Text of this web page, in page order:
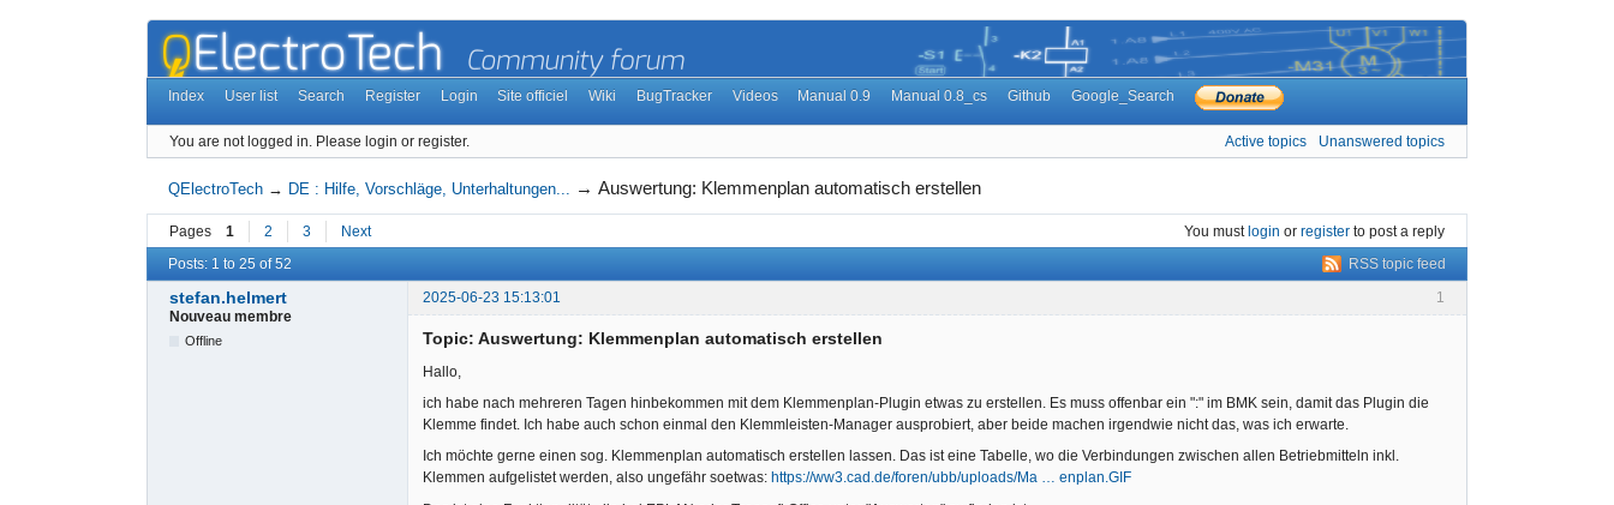
Index User list Search Register Login Site officiel Wiki BugTracker Videos Manual 0.9 Manual 0.8_cs Github Google_Search
You are not logged in. Please login or register. Active topics Unanswered topics
QElectroTech → DE : Hilfe, Vorschläge, Unterhaltungen... →Auswertung: Klemmenplan automatisch erstellen
Pages 1 2 3 Next You mustlogin or register to post a reply
RSS topic feed
Posts: 1 to 25 of 52
1
stefan.helmert
2025-06-23 15:13:01
Nouveau membre
Offline Topic: Auswertung: Klemmenplan automatisch erstellen
Hallo,
ich habe nach mehreren Tagen hinbekommen mit dem Klemmenplan-Plugin etwas zu erstellen. Es muss offenbar ein ":" im BMK sein, damit das Plugin die
Klemme findet. Ich habe auch schon einmal den Klemmleisten-Manager ausprobiert, aber beide machen irgendwie nicht das, was ich erwarte.
Ich möchte gerne einen sog. Klemmenplan automatisch erstellen lassen. Das ist eine Tabelle, wo die Verbindungen zwischen allen Betriebmitteln inkl.
Klemmen aufgelistet werden, also ungefähr soetwas: https://ww3.cad.de/foren/ubb/uploads/Ma … enplan.GIF